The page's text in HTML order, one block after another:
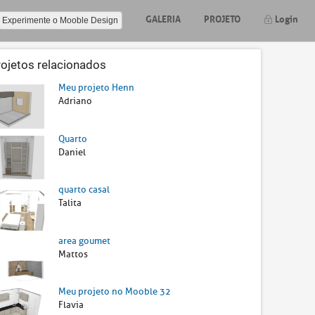
Experimente o Mooble Design GALERIA PROJETO Login
relacionados
Meu projeto Henn
Adriano
Quarto
Daniel
quarto casal
Talita
area goumet
Mattos
Meu projeto no Mooble 32
Flavia